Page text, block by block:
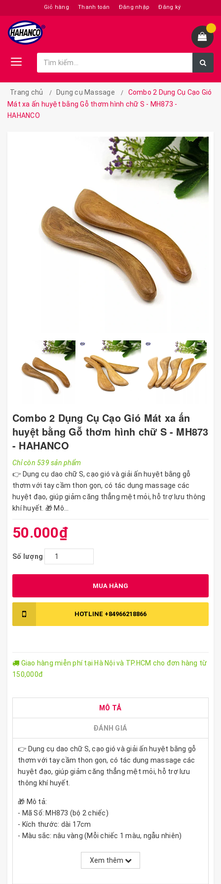
Giỏ hàng Thanh toán Đăng nhập Đăng ký
Trang chủ Dụng cụ Massage
Combo 2 Dụng Cụ Cạo Gió
Mát xa ấn huyệt bằng Gỗ thơm hình chữ S - MH873 -
HAHANCO
Combo 2 Dụng Cụ Cạo Gió Mát xa ấn
huyệt bằng Gỗ thơm hình chữ S - MH873
- HAHANCO
Chỉ còn 539 sản phẩm
👉 Dụng cụ dao chữ S, cạo gió và giải ấn huyệt bằng gỗ
thơm với tay cầm thon gọn, có tác dụng massage các
huyệt đạo, giúp giảm căng thẳng mệt mỏi, hỗ trợ lưu thông
khí huyết. 🎁 Mô...
50.000₫
Số lượng
MUA HÀNG
HOTLINE +84966218866
Giao hàng miễn phí tại Hà Nội và TP.HCM cho đơn hàng từ
150,000đ
MÔ TẢ
ĐÁNH GIÁ
👉 Dụng cụ dao chữ S, cạo gió và giải ấn huyệt bằng gỗ
thơm với tay cầm thon gọn, có tác dụng massage các
huyệt đạo, giúp giảm căng thẳng mệt mỏi, hỗ trợ lưu
thông khí huyết.
🎁 Mô tả:
- Mã Số: MH873 (bộ 2 chiếc)
- Kích thước: dài 17cm
- Màu sắc: nâu vàng (Mỗi chiếc 1 màu, ngẫu nhiên)
👉 Gỗ tự nhiên trên bề mặt sản phẩm có các mắt gỗ đen
và có vệt nứt do thay đổi thời tiết (gỗ già) nên không ảnh
Xem thêm